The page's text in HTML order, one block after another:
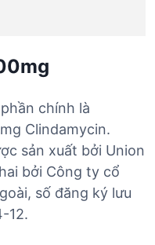
chính là
Clindamycin.
sản xuất bởi Union
bởi Công ty cổ
số đăng ký lưu
12.